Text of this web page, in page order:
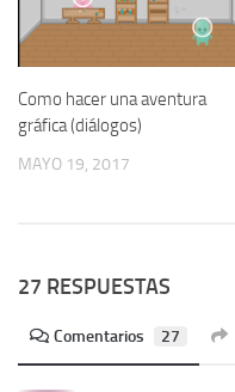
Como hacer una aventura
gráfica (diálogos)
MAYO 19, 2017
27 RESPUESTAS
Comentarios 27